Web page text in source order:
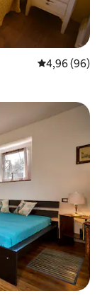
4,96 de uma
4,96 (96)